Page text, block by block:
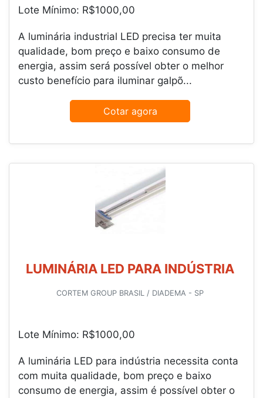
Lote Mínimo: R$1000,00
A luminária industrial LED precisa ter muita
qualidade, bom preço e baixo consumo de
energia, assim será possível obter o melhor
custo benefício para iluminar galpõ...
Cotar agora
LUMINÁRIA LED PARA INDÚSTRIA
CORTEM GROUP BRASIL / DIADEMA - SP
Lote Mínimo: R$1000,00
A luminária LED para indústria necessita conta
com muita qualidade, bom preço e baixo
consumo de energia, assim é possível obter o